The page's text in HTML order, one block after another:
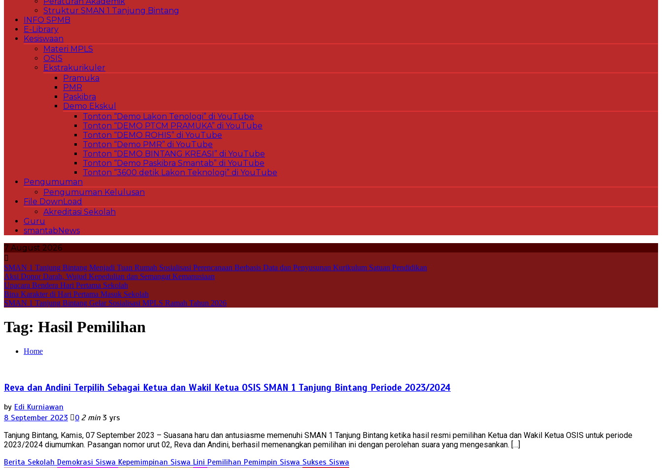
Struktur SMAN 1 Tanjung Bintang
INFO SPMB
E-Library
Kesiswaan
Materi MPLS
OSIS
Ekstrakurikuler
Pramuka
PMR
Paskibra
Demo Ekskul
Tonton “Demo Lakon Tenologi” di YouTube
Tonton “DEMO PTCM PRAMUKA” di YouTube
Tonton “DEMO ROHIS” di YouTube
Tonton “Demo PMR” di YouTube
Tonton “DEMO BINTANG KREASI” di YouTube
Tonton “Demo Paskibra Smantab” di YouTube
Tonton “3600 detik Lakon Teknologi” di YouTube
Pengumuman
Pengumuman Kelulusan
File DownLoad
Akreditasi Sekolah
Guru
smantabNews
7 August 2026
SMAN 1 Tanjung Bintang Menjadi Tuan Rumah Sosialisasi Perencanaan Berbasis Data dan Penyusunan Kurikulum Satuan Pendidikan
Aksi Donor Darah, Wujud Kepedulian dan Semangat Kemanusiaan
Upacara Bendera Hari Pertama Sekolah
Bina Karakter di Hari Pertama Masuk Sekolah
SMAN 1 Tanjung Bintang Gelar Sosialisasi MPLS Ramah Tahun 2026
Tag: Hasil Pemilihan
Home
Reva dan Andini Terpilih Sebagai Ketua dan Wakil Ketua OSIS SMAN 1 Tanjung Bintang Periode 2023/2024
by Edi Kurniawan
8 September 2023
0 2 min 3 yrs
Tanjung Bintang, Kamis, 07 September 2023 – Suasana haru dan antusiasme memenuhi SMAN 1 Tanjung Bintang ketika hasil resmi pemilihan Ketua dan Wakil Ketua OSIS untuk periode
2023/2024 diumumkan. Pasangan nomor urut 02, Reva dan Andini, berhasil memenangkan pemilihan ini dengan perolehan suara yang mengesankan. […]
Berita Sekolah Demokrasi Siswa Kepemimpinan Siswa Lini Pemilihan Pemimpin Siswa Sukses Siswa